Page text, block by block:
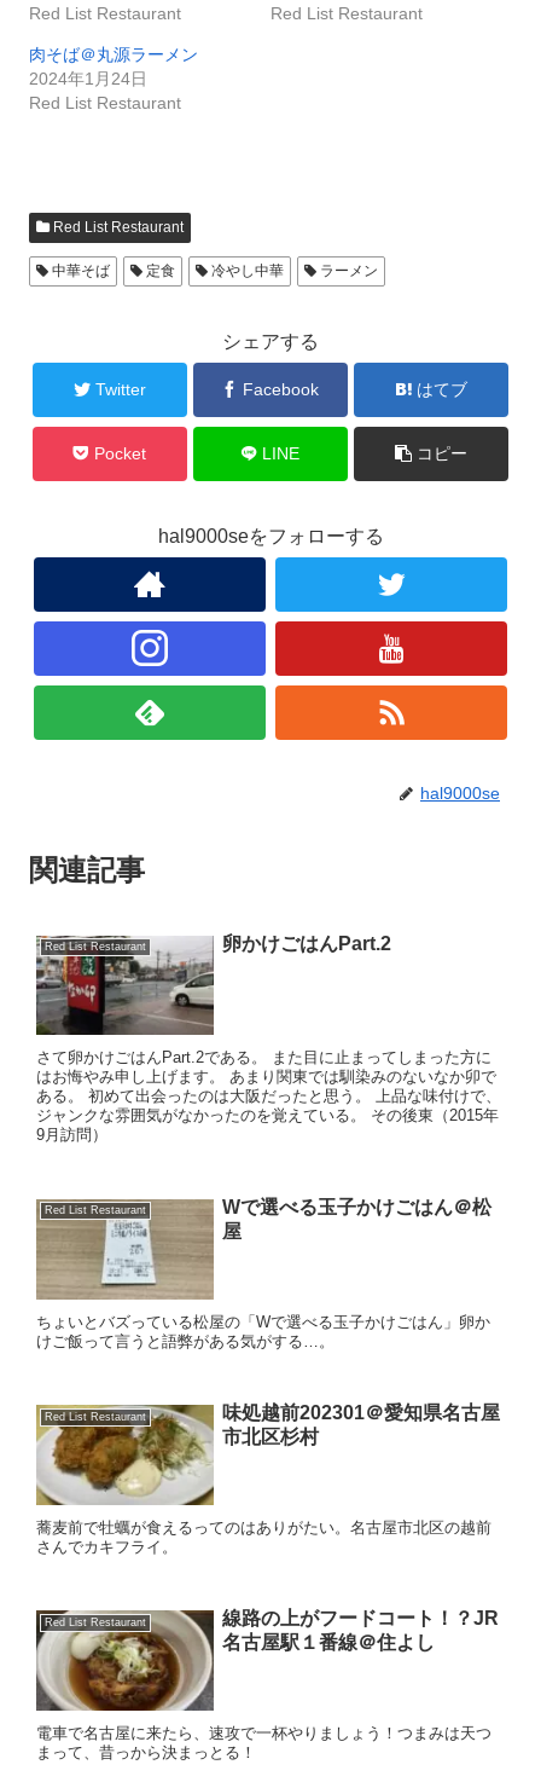
Red List Restaurant
Red List Restaurant
肉そば＠丸源ラーメン
2024年1月24日
Red List Restaurant
Red List Restaurant
中華そば 定食 冷やし中華 ラーメン
シェアする
Twitter Facebook はてブ
Pocket LINE コピー
hal9000seをフォローする
hal9000se
関連記事
Red List Restaurant 卵かけごはんPart.2
さて卵かけごはんPart.2である。 また目に止まってしまった方に
はお悔やみ申し上げます。 あまり関東では馴染みのないなか卯で
ある。 初めて出会ったのは大阪だったと思う。 上品な味付けで、
ジャンクな雰囲気がなかったのを覚えている。 その後東（2015年
9月訪問）
Red List Restaurant
Wで選べる玉子かけごはん＠松
屋
ちょいとバズっている松屋の「Wで選べる玉子かけごはん」卵か
けご飯って言うと語弊がある気がする…。
Red List Restaurant
味処越前202301＠愛知県名古屋
市北区杉村
蕎麦前で牡蠣が食えるってのはありがたい。名古屋市北区の越前
さんでカキフライ。
Red List Restaurant
線路の上がフードコート！？JR
名古屋駅１番線＠住よし
電車で名古屋に来たら、速攻で一杯やりましょう！つまみは天つ
まって、昔っから決まっとる！